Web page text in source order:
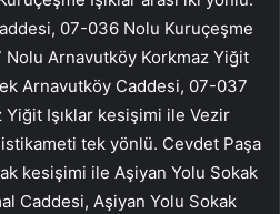
07-036 Nolu Kuruçeşme
Arnavutköy Korkmaz Yiğit
Arnavutköy Caddesi, 07-037
Işıklar kesişimi ile Vezir
tek yönlü. Cevdet Paşa
kesişimi ile Aşiyan Yolu Sokak
Caddesi, Aşiyan Yolu Sokak